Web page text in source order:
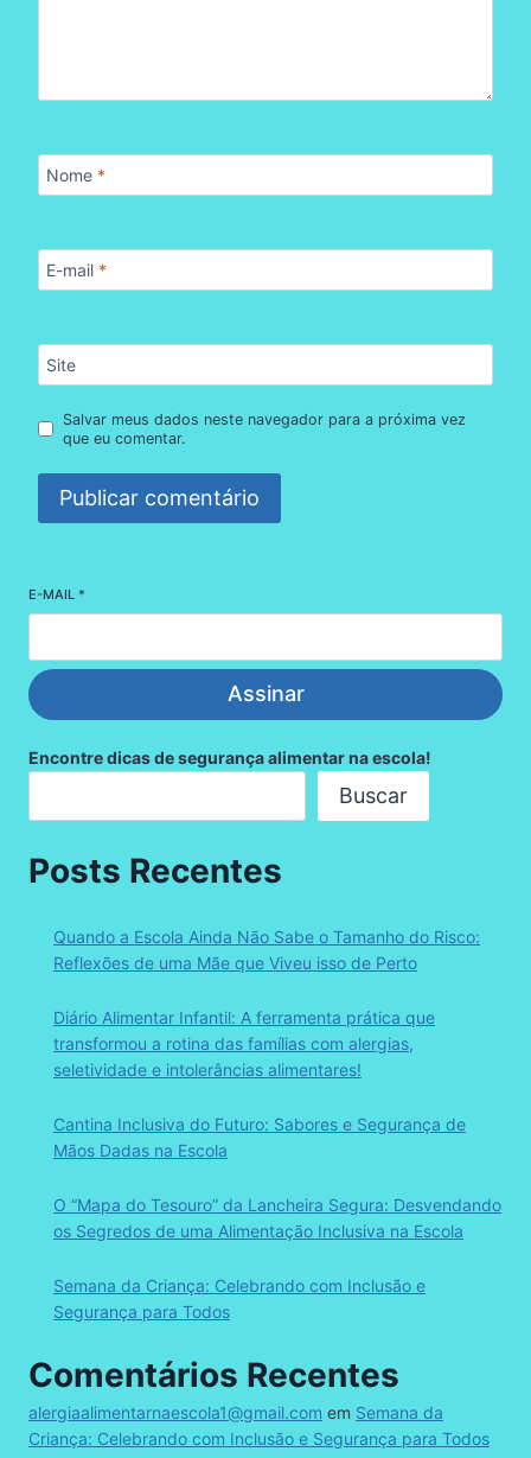
Nome *
E-mail *
Site
Salvar meus dados neste navegador para a próxima vez
que eu comentar.
E-MAIL *
Assinar
Encontre dicas de segurança alimentar na escola!
Buscar
Posts Recentes
Quando a Escola Ainda Não Sabe o Tamanho do Risco:
Reflexões de uma Mãe que Viveu isso de Perto
Diário Alimentar Infantil: A ferramenta prática que
transformou a rotina das famílias com alergias,
seletividade e intolerâncias alimentares!
Cantina Inclusiva do Futuro: Sabores e Segurança de
Mãos Dadas na Escola
O “Mapa do Tesouro” da Lancheira Segura: Desvendando
os Segredos de uma Alimentação Inclusiva na Escola
Semana da Criança: Celebrando com Inclusão e
Segurança para Todos
Comentários Recentes
alergiaalimentarnaescola1@gmail.com em Semana da
Criança: Celebrando com Inclusão e Segurança para Todos